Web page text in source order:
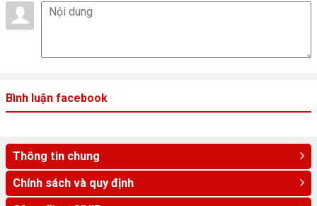
đủ các công kết nối thông dụng, hỗ trợ cho người dùng truyền tải và
lưu trữ thông tin một cách nhanh chóng.
bộ phim hay những bản nhạc yêu thích một cách trọn vẹn.
Bình luận facebook
Thông tin chung
Chính sách và quy định